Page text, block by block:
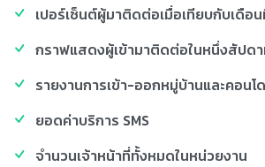
เปอร์เซ็นต์ผู้มาติดต่อเมื่อเทียบกับเดือ
กราฟแสดงผู้เข้ามาติดต่อในหนึ่งสัปด
รายงานการเข้า-ออกหมู่บ้านและคอนโ
ยอดค่าบริการ SMS
จำนวนเจ้าหน้าที่ทั้งหมดในหน่วยงาน